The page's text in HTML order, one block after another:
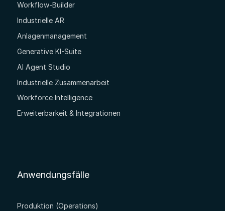
Workflow-Builder
Industrielle AR
Anlagenmanagement
Generative KI-Suite
AI Agent Studio
Industrielle Zusammenarbeit
Workforce Intelligence
Erweiterbarkeit & Integrationen
Anwendungsfälle
Produktion (Operations)